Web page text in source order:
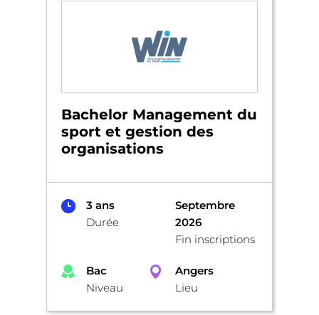
Bachelor Management du
sport et gestion des
organisations
3 ans
Durée
Septembre
2026
Fin inscriptions
Bac
Niveau
Angers
Lieu